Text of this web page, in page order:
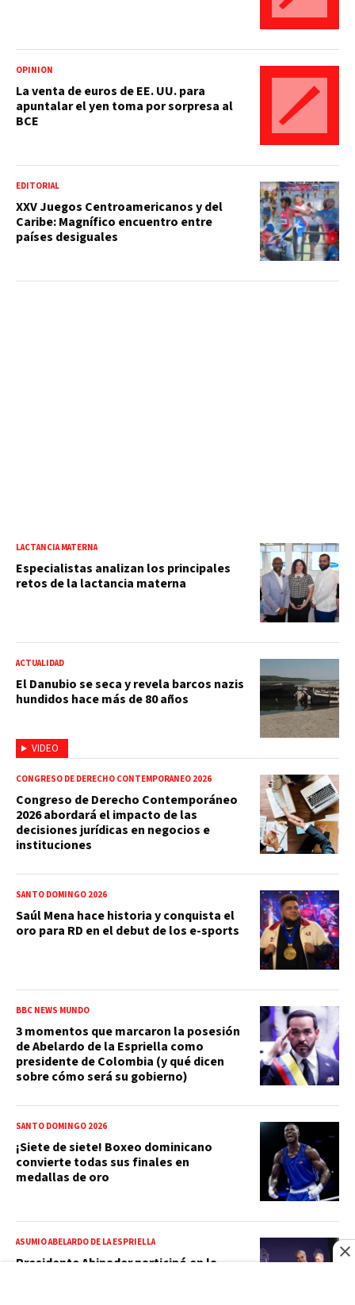
OPINIÓN
La venta de euros de EE. UU. para
apuntalar el yen toma por sorpresa al
BCE
EDITORIAL
XXV Juegos Centroamericanos y del
Caribe: Magnífico encuentro entre
países desiguales
LACTANCIA MATERNA
Especialistas analizan los principales
retos de la lactancia materna
VIDEO
ACTUALIDAD
El Danubio se seca y revela barcos nazis
hundidos hace más de 80 años
CONGRESO DE DERECHO CONTEMPORÁNEO 2026
Congreso de Derecho Contemporáneo
2026 abordará el impacto de las
decisiones jurídicas en negocios e
instituciones
SANTO DOMINGO 2026
Saúl Mena hace historia y conquista el
oro para RD en el debut de los e-sports
BBC NEWS MUNDO
3 momentos que marcaron la posesión
de Abelardo de la Espriella como
presidente de Colombia (y qué dicen
sobre cómo será su gobierno)
SANTO DOMINGO 2026
¡Siete de siete! Boxeo dominicano
convierte todas sus finales en
medallas de oro
ASUMIÓ ABELARDO DE LA ESPRIELLA
Presidente Abinader participó en la